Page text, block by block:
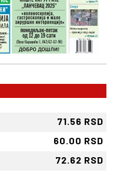
71.56 RSD
60.00 RSD
72.62 RSD